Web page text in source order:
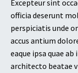
Excepteur sint
officia deserunt
perspiciatis unde
accus antium
eaque ipsa quae
architecto beatae